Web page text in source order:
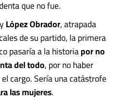
que no fue.
yLópez Obrador, atrapada
de su partido, la primera
pasaría a la historiapor no
del todo, por no haber
cargo. Sería una catástrofe
las mujeres.